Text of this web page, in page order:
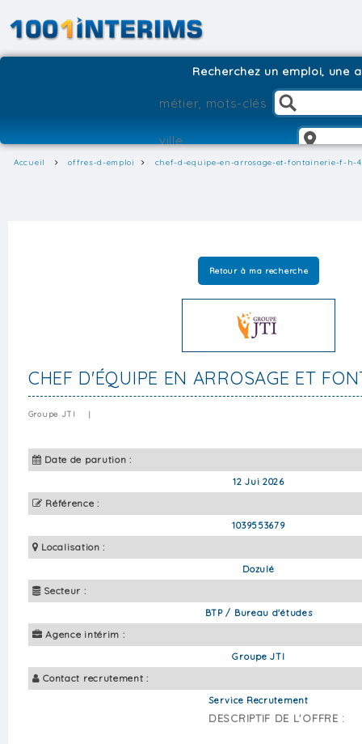
Recherchez un emploi, une
Accueil offres-d-emploi chef-d-equipe-en-arrosage-et-fontainerie-f-h-
Retour à ma recherche
CHEF D'ÉQUIPE EN ARROSAGE ET
Groupe JTI |
Date de parution :
12 Jui 2026
Référence :
1039553679
Localisation :
Dozulé
Secteur :
BTP / Bureau d'études
Agence intérim :
Groupe JTI
Contact recrutement :
Service Recrutement
DESCRIPTIF DE L'OFFRE :